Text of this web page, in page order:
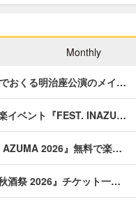
Monthly
おくる明治座公演のメイ…
イベント『FEST. INAZU…
AZUMA 2026』無料で楽…
酒祭 2026』チケット一…